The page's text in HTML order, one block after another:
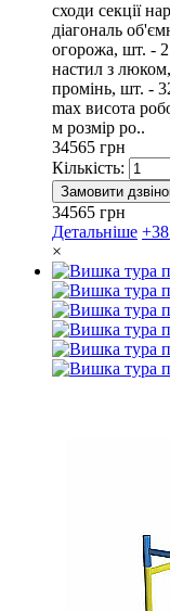
сходи секції
діагональ
огорожа, шт. -
настил з
промінь, шт. -
max висота
м розмір ро..
34565 грн
Кількість:
Замовити
34565 грн
Детальніше
×